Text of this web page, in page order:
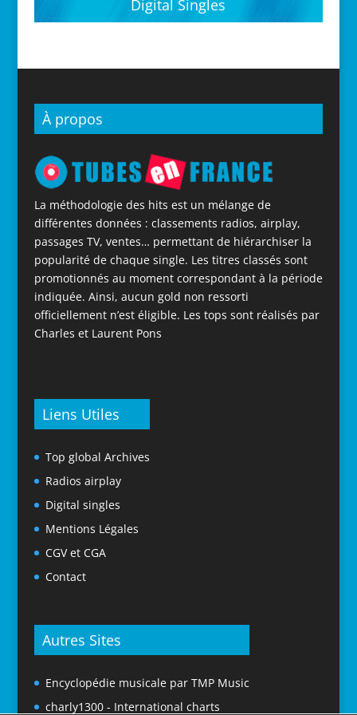
Digital Singles
À propos
La méthodologie des hits est un mélange de
différentes données : classements radios, airplay,
passages TV, ventes… permettant de hiérarchiser la
popularité de chaque single. Les titres classés sont
promotionnés au moment correspondant à la période
indiquée. Ainsi, aucun gold non ressorti
officiellement n’est éligible. Les tops sont réalisés par
Charles et Laurent Pons
Liens Utiles
Top global Archives
Radios airplay
Digital singles
Mentions Légales
CGV et CGA
Contact
Autres Sites
Encyclopédie musicale par TMP Music
charly1300 - International charts